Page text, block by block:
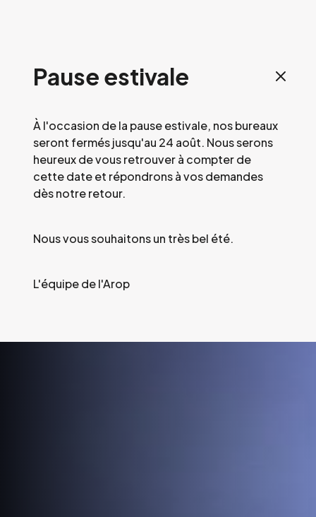
Pause estivale
À l'occasion de la pause estivale, nos bureaux
seront fermés jusqu'au 24 août. Nous serons
heureux de vous retrouver à compter de
cette date et répondrons à vos demandes
dès notre retour.
Nous vous souhaitons un très bel été.
L'équipe de l'Arop